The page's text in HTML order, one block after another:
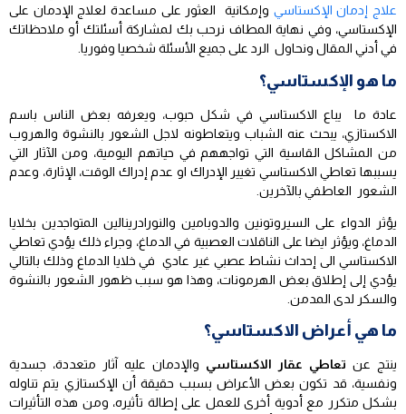
علاج إدمان الإكستاسي وإمكانية العثور على مساعدة لعلاج الإدمان على
الإكستاسي، وفي نهاية المطاف نرحب بك لمشاركة أسئلتك أو ملاحظاتك
في أدني المقال ونحاول الرد على جميع الأسئلة شخصيا وفوريا.
ما هو الإكستاسي؟
عادة ما يباع الاكستاسي في شكل حبوب، ويعرفه بعض الناس باسم
الاكستازي، يبحث عنه الشباب ويتعاطونه لاجل الشعور بالنشوة والهروب
من المشاكل القاسية التي تواجههم في حياتهم اليومية، ومن الآثار التي
يسببها تعاطي الاكستاسي تغيير الإدراك او عدم إدراك الوقت، الإثارة، وعدم
الشعور العاطفي بالآخرين.
يؤثر الدواء على السيروتونين والدوبامين والنورادرينالين المتواجدين بخلايا
الدماغ، ويؤثر ايضا على الناقلات العصبية في الدماغ، وجراء ذلك يؤدي تعاطي
الاكستاسي الى إحداث نشاط عصبي غير عادي في خلايا الدماغ وذلك بالتالي
يؤدي إلى إطلاق بعض الهرمونات، وهذا هو سبب ظهور الشعور بالنشوة
والسكر لدى المدمن.
ما هي أعراض الاكستاسي؟
ينتج عن تعاطي عقار الاكستاسي والإدمان عليه آثار متعددة، جسدية
ونفسية، قد تكون بعض الأعراض بسبب حقيقة أن الإكستازي يتم تناوله
بشكل متكرر مع أدوية أخرى للعمل على إطالة تأثيره، ومن هذه التأثيرات